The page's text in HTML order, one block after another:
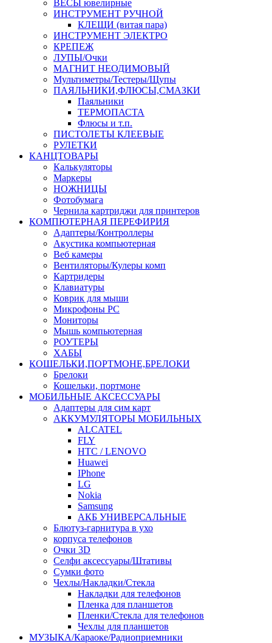
ВЕСЫ ювелирные
ИНСТРУМЕНТ РУЧНОЙ
КЛЕЩИ (витая пара)
ИНСТРУМЕНТ ЭЛЕКТРО
КРЕПЕЖ
ЛУПЫ/Очки
МАГНИТ НЕОДИМОВЫЙ
Мультиметры/Тестеры/Щупы
ПАЯЛЬНИКИ,ФЛЮСЫ,СМАЗКИ
Паяльники
ТЕРМОПАСТА
Флюсы и т.п.
ПИСТОЛЕТЫ КЛЕЕВЫЕ
РУЛЕТКИ
КАНЦТОВАРЫ
Калькуляторы
Маркеры
НОЖНИЦЫ
Фотобумага
Чернила картриджи для принтеров
КОМПЮТЕРНАЯ ПЕРЕФИРИЯ
Адаптеры/Контроллеры
Акустика компьютерная
Веб камеры
Вентиляторы/Кулеры комп
Картридеры
Клавиатуры
Коврик для мыши
Микрофоны PC
Мониторы
Мышь компьютерная
РОУТЕРЫ
ХАБЫ
КОШЕЛЬКИ,ПОРТМОНЕ,БРЕЛОКИ
Брелоки
Кошельки, портмоне
МОБИЛЬНЫЕ АКСЕССУАРЫ
Адаптеры для сим карт
АККУМУЛЯТОРЫ МОБИЛЬНЫХ
ALCATEL
FLY
HTC / LENOVO
Huawei
IPhone
LG
Nokia
Samsung
АКБ УНИВЕРСАЛЬНЫЕ
Блютуз-гарнитура в ухо
корпуса телефонов
Очки 3D
Селфи аксессуары/Штативы
Сумки фото
Чехлы/Накладки/Стекла
Накладки для телефонов
Пленка для планшетов
Пленки/Стекла для телефонов
Чехлы для планшетов
МУЗЫКА/Караоке/Радиоприемники